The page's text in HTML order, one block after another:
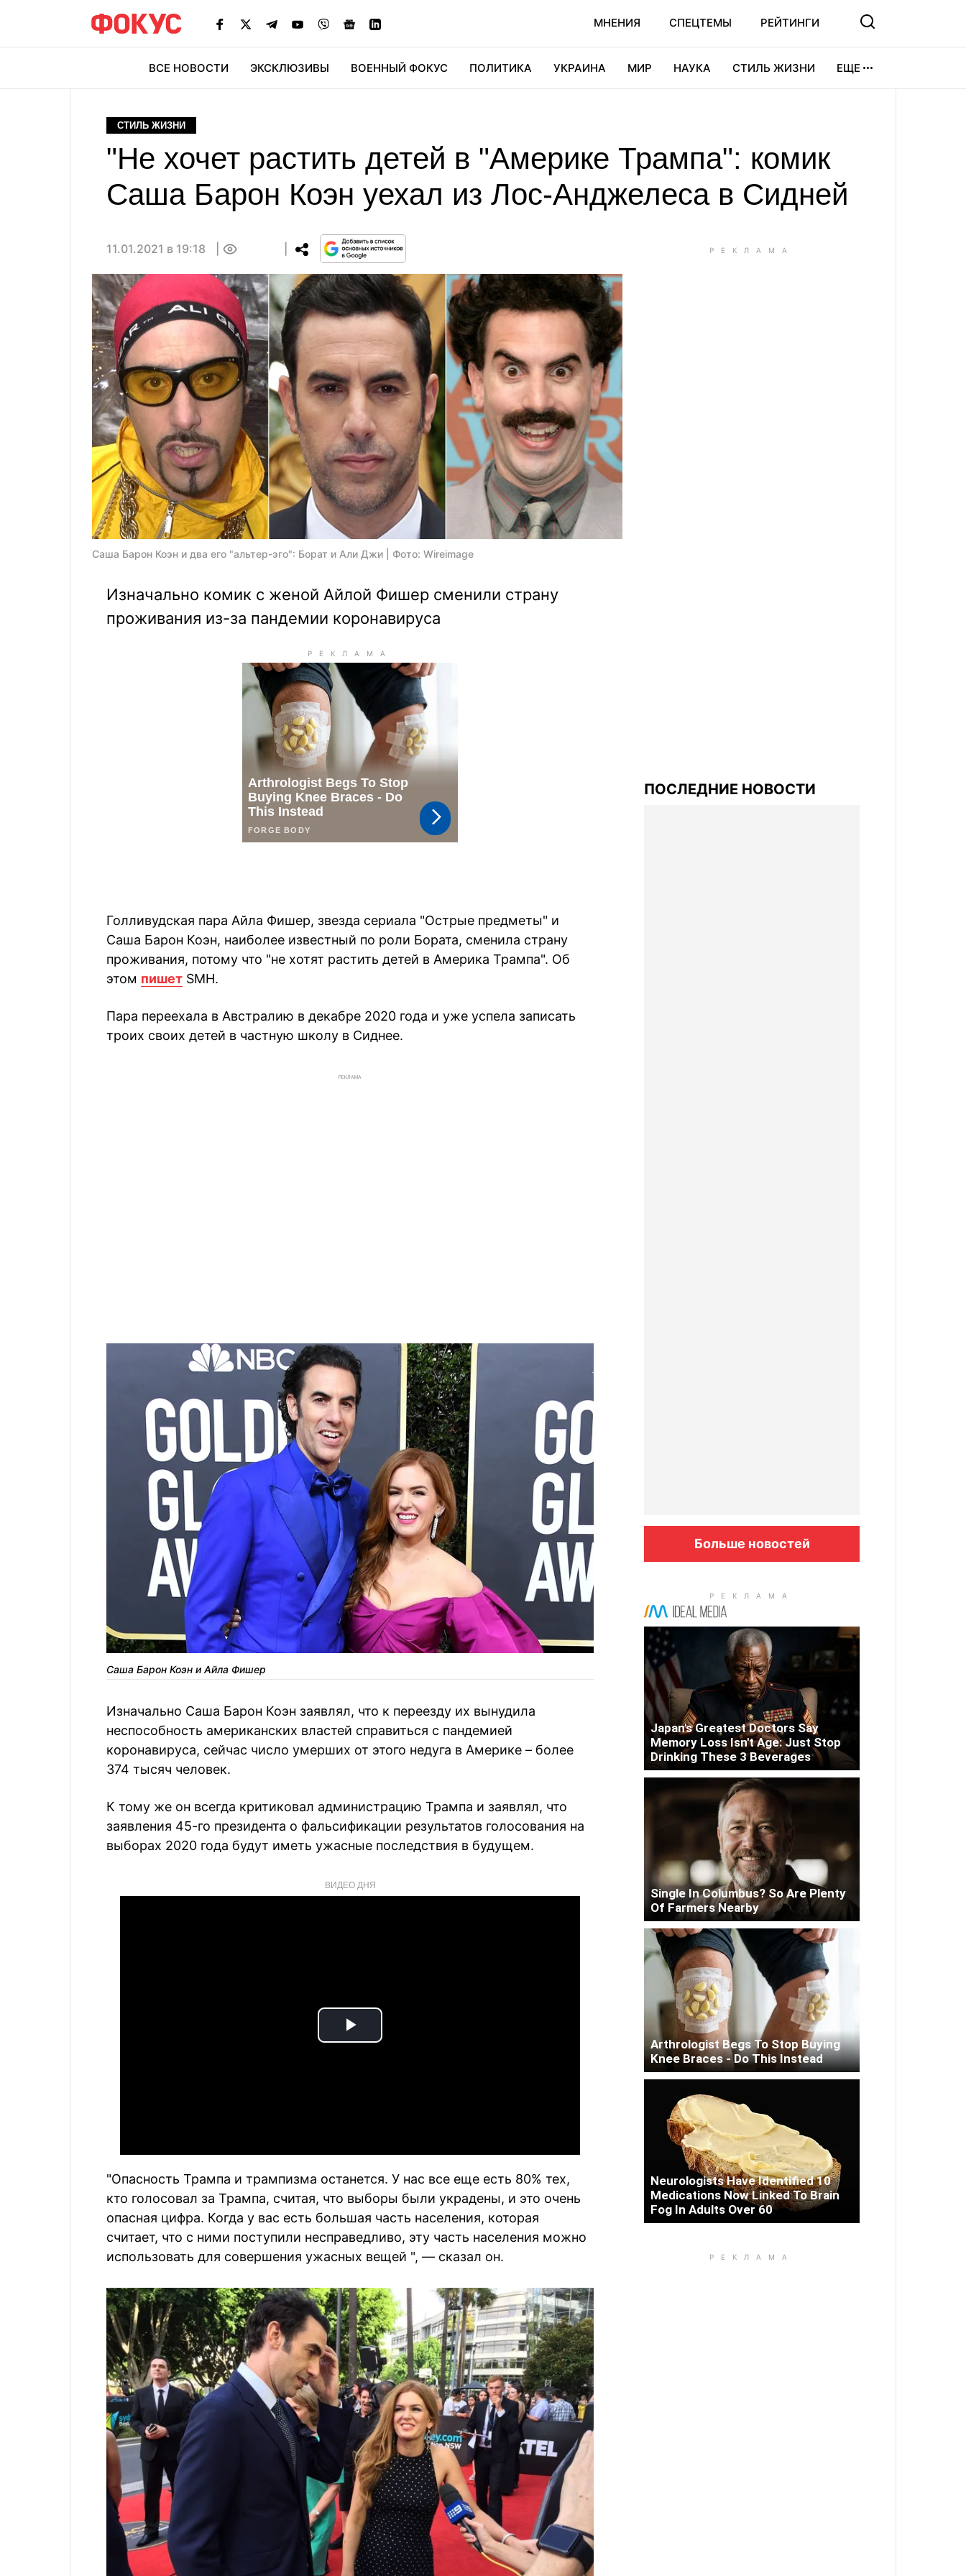
МНЕНИЯ СПЕЦТЕМЫ РЕЙТИНГИ
ВСЕ НОВОСТИ ЭКСКЛЮЗИВЫ ВОЕННЫЙ ФОКУС ПОЛИТИКА УКРАИНА МИР НАУКА СТИЛЬ ЖИЗНИ ЕЩЕ
СТИЛЬ ЖИЗНИ
"Не хочет растить детей в "Америке Трампа": комик
Саша Барон Коэн уехал из Лос-Анджелеса в Сидней
11.01.2021 в 19:18
Саша Барон Коэн и два его "альтер-эго": Борат и Али Джи | Фото: Wireimage
Изначально комик с женой Айлой Фишер сменили страну
проживания из-за пандемии коронавируса
Голливудская пара Айла Фишер, звезда сериала "Острые предметы" и
Саша Барон Коэн, наиболее известный по роли Бората, сменила страну
проживания, потому что "не хотят растить детей в Америка Трампа". Об
этом пишет SMH.
Пара переехала в Австралию в декабре 2020 года и уже успела записать
троих своих детей в частную школу в Сиднее.
РЕКЛАМА
Саша Барон Коэн и Айла Фишер
Изначально Саша Барон Коэн заявлял, что к переезду их вынудила
неспособность американских властей справиться с пандемией
коронавируса, сейчас число умерших от этого недуга в Америке – более
374 тысяч человек.
К тому же он всегда критиковал администрацию Трампа и заявлял, что
заявления 45-го президента о фальсификации результатов голосования на
выборах 2020 года будут иметь ужасные последствия в будущем.
ВИДЕО ДНЯ
Play
"Опасность Трампа и трампизма останется. У нас все еще есть 80% тех,
кто голосовал за Трампа, считая, что выборы были украдены, и это очень
опасная цифра. Когда у вас есть большая часть населения, которая
считает, что с ними поступили несправедливо, эту часть населения можно
использовать для совершения ужасных вещей ", — сказал он.
ПОСЛЕДНИЕ НОВОСТИ
Больше новостей